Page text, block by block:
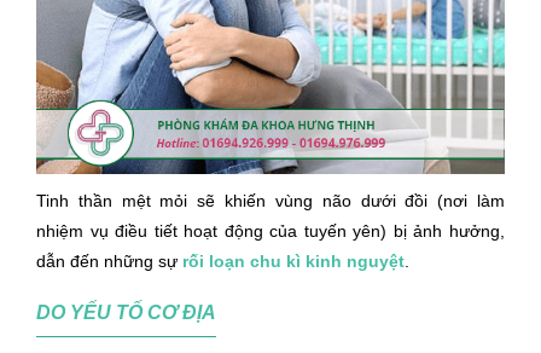
Tinh thần mệt mỏi sẽ khiến vùng não dưới đồi (nơi làm
nhiệm vụ điều tiết hoạt động của tuyến yên) bị ảnh hưởng,
dẫn đến những sự rối loạn chu kì kinh nguyệt.
DO YẾU TỐ CƠ ĐỊA